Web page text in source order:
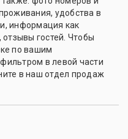
удобства в
информация как
отзывы гостей. Чтобы
по вашим
в левой части
в наш отдел продаж